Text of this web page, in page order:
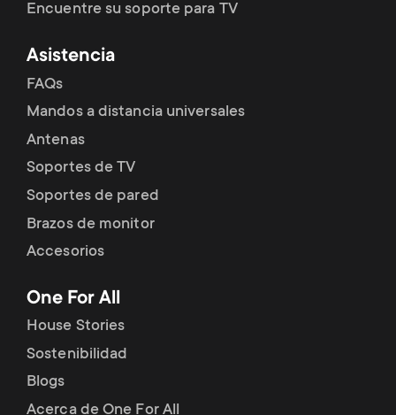
Encuentre su soporte para TV
Asistencia
FAQs
Mandos a distancia universales
Antenas
Soportes de TV
Soportes de pared
Brazos de monitor
Accesorios
One For All
House Stories
Sostenibilidad
Blogs
Acerca de One For All